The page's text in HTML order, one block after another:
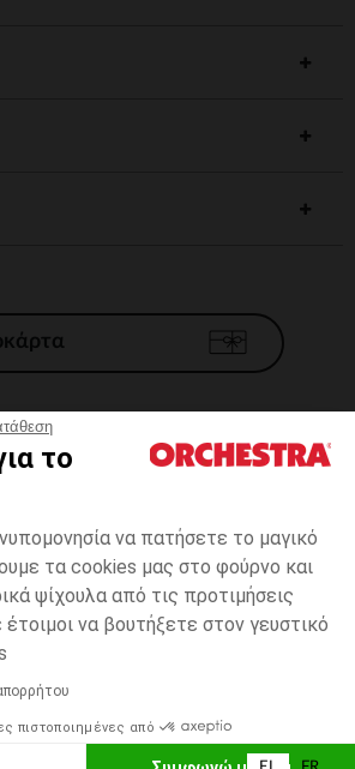
το
να πατήσετε το μαγικό
τα cookies μας στο φούρνο και
ψίχουλα από τις προτιμήσεις
να βουτήξετε στον γευστικό
πιστοποιημένες από
24
πληρωμής με
ΣΤΟ ΚΑΛΆΘΙ
Γενικοί 'Οροι Πώλησης
*Εμπορικες προσφορες
Προσωπικά δεδομένα
Διαχείρηση των cookies
μη συμμορφούμενη
στον κωδικά δεοντολογίας και στο σύστημα
Ομοσπονδίας Ηλεκτρονικού Εμπορίου.